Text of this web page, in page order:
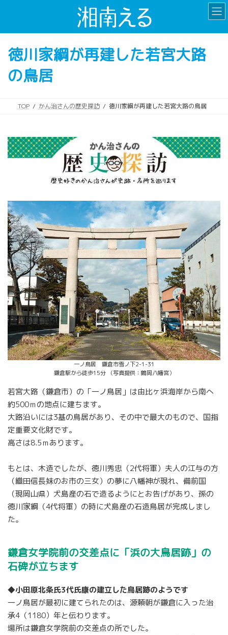
徳川家綱が再建した若宮大路
の鳥居
TOP かん治さんの歴史探訪 徳川家綱が再建した若宮大路の鳥居
一ノ鳥居 鎌倉市雪ノ下2-1-31
鎌倉駅から徒歩15分 （写真提供：鶴岡八幡宮）
若宮大路（鎌倉市）の「一ノ鳥居」は由比ヶ浜海岸から南へ
約500ｍの地点に建ちます。
大路沿いには3基の鳥居があり、その中で最大のもので、国指
定重要文化財です。
高さは8.5ｍあります。
もとは、木造でしたが、徳川秀忠（2代将軍）夫人の江与の方
（織田信長妹のお市の三女）の夢に八幡神が現れ、備前国
（現岡山県）犬島産の石で造るようにとお告げがあり、孫の
徳川家綱（4代将軍）の時に犬島産の石造鳥居が完成しまし
た。
鎌倉女学院前の交差点に「浜の大鳥居跡」の
石碑が立ちます
◆小田原北条氏3代氏康の建立した鳥居跡のようです
一ノ鳥居が最初に建てられたのは、源頼朝が鎌倉に入った治
承4（1180）年と伝わります。
場所は鎌倉女学院前の交差点の所でした。